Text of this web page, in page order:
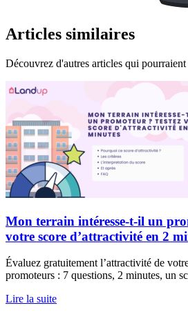
Articles similaires
Découvrez d'autres articles qui pourraient
Mon terrain intéresse-t-il un
votre score d’attractivité en 2
Évaluez gratuitement l’attractivité de
promoteurs : 7 questions, 2 minutes, un
Lire la suite